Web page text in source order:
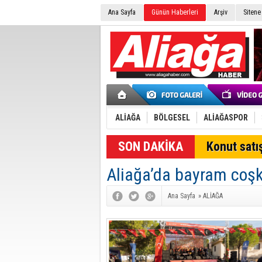
Ana Sayfa Günün Haberleri Arşiv
ALİAĞA BÖLGESEL ALİAĞASPOR
SON DAKİKA Konut
Aliağa’da bayram
Ana Sayfa » ALİAĞA